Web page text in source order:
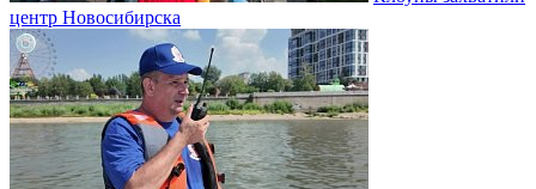
центр Новосибирска